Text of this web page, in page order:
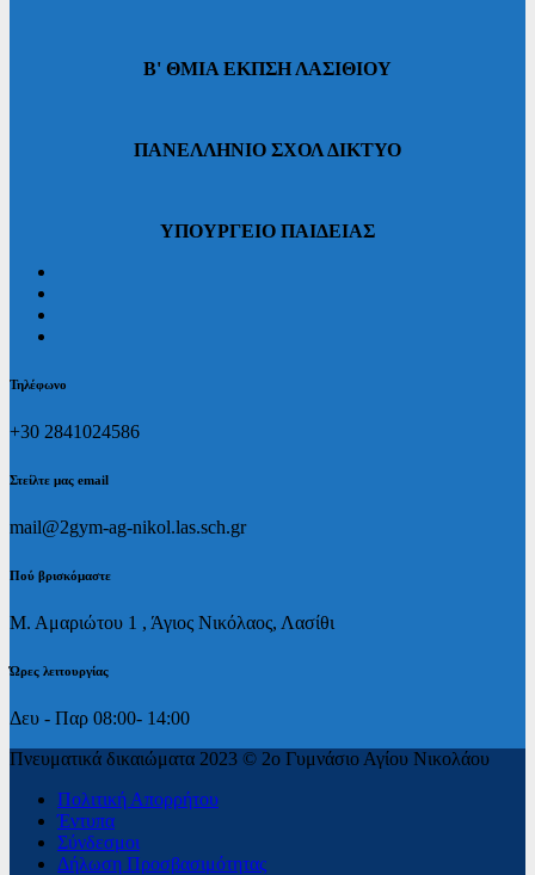
Β' ΘΜΙΑ ΕΚΠΣΗ ΛΑΣΙΘΙΟΥ
ΠΑΝΕΛΛΗΝΙΟ ΣΧΟΛ ΔΙΚΤΥΟ
ΥΠΟΥΡΓΕΙΟ ΠΑΙΔΕΙΑΣ
Τηλέφωνο
+30 2841024586
Στείλτε μας email
mail@2gym-ag-nikol.las.sch.gr
Πoύ βρισκόμαστε
Μ. Αμαριώτου 1 , Άγιος Νικόλαος, Λασίθι
Ώρες λειτουργίας
Δευ - Παρ 08:00- 14:00
Πνευματικά δικαιώματα 2023 © 2ο Γυμνάσιο Αγίου Νικολάου
Πολιτική Απορρήτου
Έντυπα
Σύνδεσμοι
Δήλωση Προσβασιμότητας